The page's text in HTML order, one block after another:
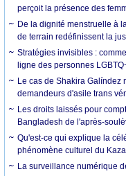
perçoit la présence des
De la dignité menstruelle à
de terrain redéfinissent la
Stratégies invisibles :
ligne des personnes
Le cas de Shakira Galíndez
demandeurs d'asile trans
Les droits laissés pour
Bangladesh de l'après-
Qu'est-ce qui explique la
phénomène culturel du
La surveillance numérique